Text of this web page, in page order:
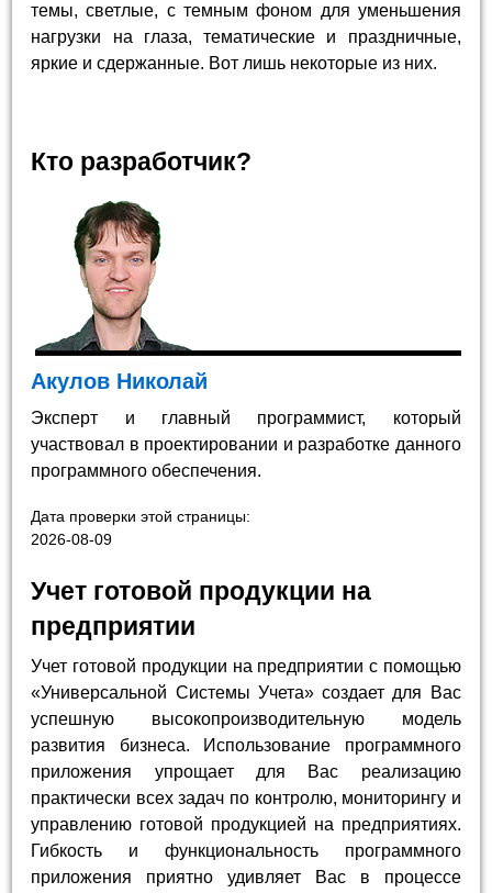
темы, светлые, с темным фоном для уменьшения
нагрузки на глаза, тематические и праздничные,
яркие и сдержанные. Вот лишь некоторые из них.
Кто разработчик?
Акулов Николай
Эксперт и главный программист, который
участвовал в проектировании и разработке данного
программного обеспечения.
Дата проверки этой страницы:
2026-08-09
Учет готовой продукции на
предприятии
Учет готовой продукции на предприятии с помощью
«Универсальной Системы Учета» создает для Вас
успешную высокопроизводительную модель
развития бизнеса. Использование программного
приложения упрощает для Вас реализацию
практически всех задач по контролю, мониторингу и
управлению готовой продукцией на предприятиях.
Гибкость и функциональность программного
приложения приятно удивляет Вас в процессе